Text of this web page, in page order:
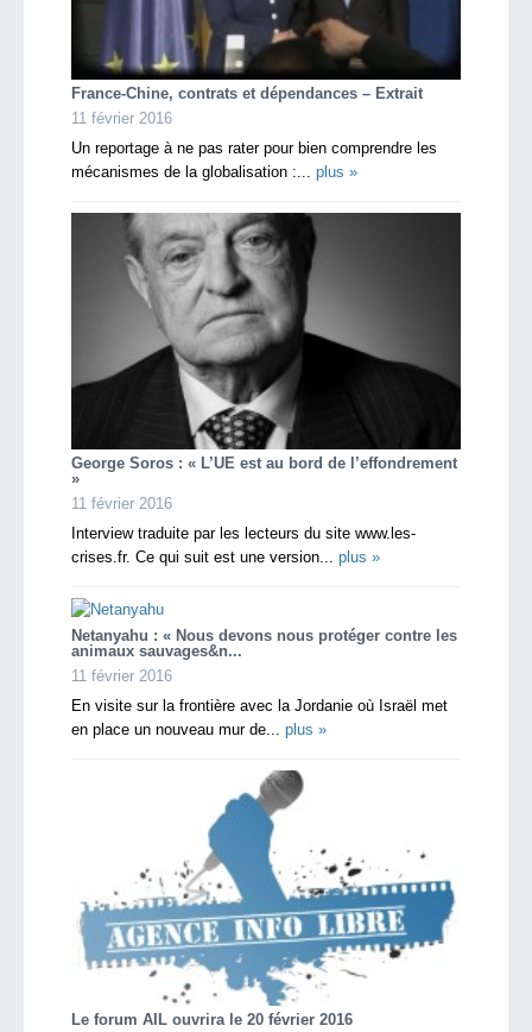
France-Chine, contrats et dépendances – Extrait
11 février 2016
Un reportage à ne pas rater pour bien comprendre les
mécanismes de la globalisation :... plus »
George Soros : « L’UE est au bord de l’effondrement
»
11 février 2016
Interview traduite par les lecteurs du site www.les-
crises.fr. Ce qui suit est une version... plus »
Netanyahu : « Nous devons nous protéger contre les
animaux sauvages&n...
11 février 2016
En visite sur la frontière avec la Jordanie où Israël met
en place un nouveau mur de... plus »
Le forum AIL ouvrira le 20 février 2016